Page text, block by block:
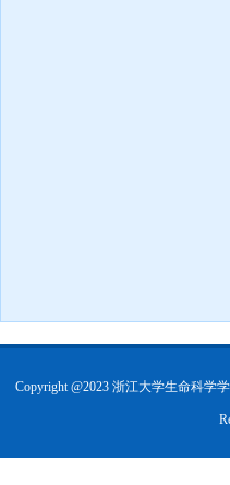
Copyright @2023 浙江大学生命科学